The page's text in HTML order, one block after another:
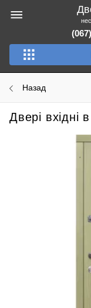
Назад
Двері вхідні